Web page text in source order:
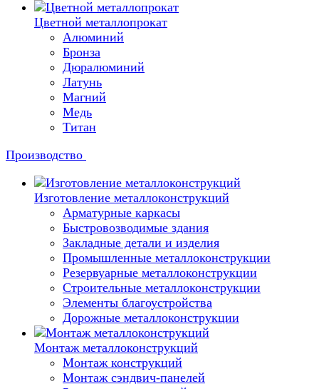
Цветной металлопрокат
Алюминий
Бронза
Дюралюминий
Латунь
Магний
Медь
Титан
Производство
Изготовление металлоконструкций
Арматурные каркасы
Быстровозводимые здания
Закладные детали и изделия
Промышленные металлоконструкции
Резервуарные металлоконструкции
Строительные металлоконструкции
Элементы благоустройства
Дорожные металлоконструкции
Монтаж металлоконструкций
Монтаж конструкций
Монтаж сэндвич-панелей